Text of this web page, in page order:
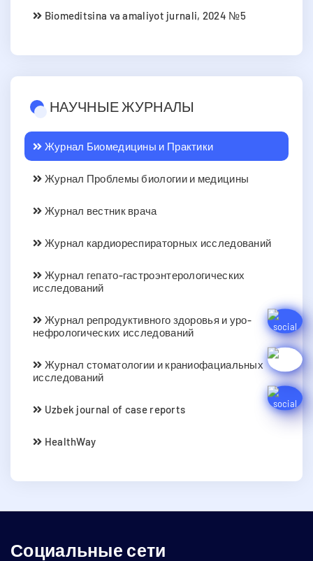
Biomeditsina va amaliyot jurnali, 2024 №5
НАУЧНЫЕ ЖУРНАЛЫ
Журнал Биомедицины и Практики
Журнал Проблемы биологии и медицины
Журнал вестник врача
Журнал кардиореспираторных исследований
Журнал гепато-гастроэнтерологических
исследований
Журнал репродуктивного здоровья и уро-
нефрологических исследований
Журнал стоматологии и краниофациальных
исследований
Uzbek journal of case reports
HealthWay
Социальные сети